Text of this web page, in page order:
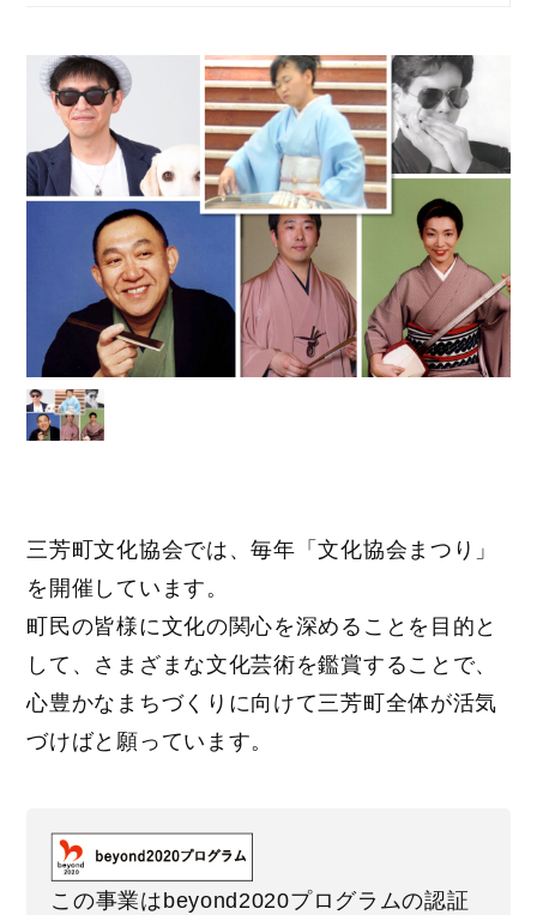
三芳町文化協会では、毎年「文化協会まつり」
を開催しています。
町民の皆様に文化の関心を深めることを目的と
して、さまざまな文化芸術を鑑賞することで、
心豊かなまちづくりに向けて三芳町全体が活気
づけばと願っています。
この事業はbeyond2020プログラムの認証